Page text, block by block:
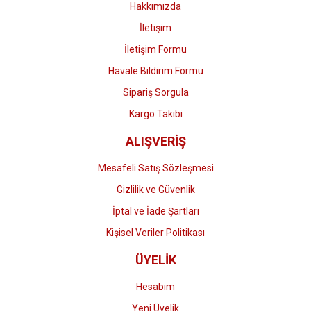
Gönder
Hakkımızda
İletişim
İletişim Formu
Havale Bildirim Formu
Sipariş Sorgula
Kargo Takibi
ALIŞVERİŞ
Mesafeli Satış Sözleşmesi
Gizlilik ve Güvenlik
İptal ve İade Şartları
Kişisel Veriler Politikası
ÜYELİK
Hesabım
Yeni Üyelik